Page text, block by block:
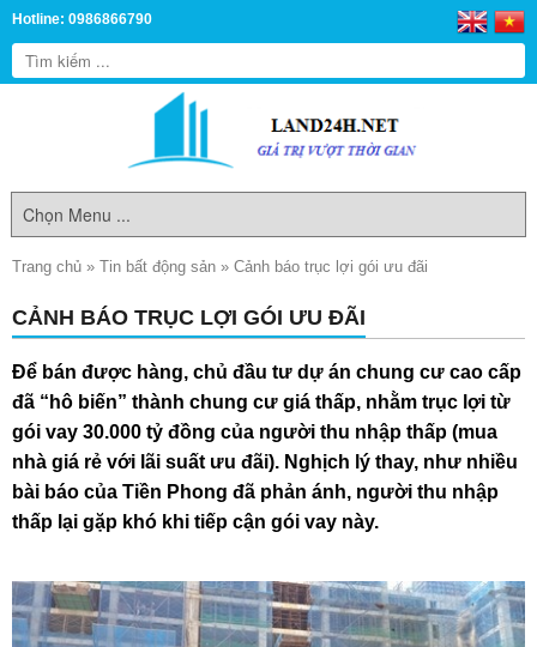
Hotline: 0986866790
Trang chủ » Tin bất động sản » Cảnh báo trục lợi gói ưu đãi
CẢNH BÁO TRỤC LỢI GÓI ƯU ĐÃI
Để bán được hàng, chủ đầu tư dự án chung cư cao cấp
đã “hô biến” thành chung cư giá thấp, nhằm trục lợi từ
gói vay 30.000 tỷ đồng của người thu nhập thấp (mua
nhà giá rẻ với lãi suất ưu đãi). Nghịch lý thay, như nhiều
bài báo của Tiền Phong đã phản ánh, người thu nhập
thấp lại gặp khó khi tiếp cận gói vay này.